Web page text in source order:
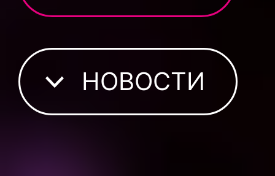
НОВОСТИ